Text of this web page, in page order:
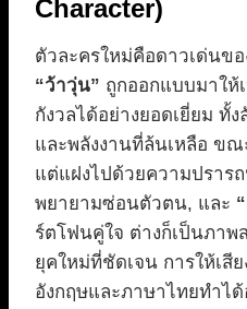
Character)
ตัวละครใหม่คือดาวเด่นข
“ว้าวุ่น” ถูกออกแบบมาใ
กังวลได้อย่างยอดเยี่ยม ทั้
และพลังงานที่ล้นเหลือ ขณ
แต่แฝงไปด้วยความปราร
พยายามซ่อนตัวตน, และ
ร์ตโฟนคู่ใจ ต่างก็เป็นภา
ยุคใหม่ที่ชัดเจน การให้เสี
อังกฤษและภาษาไทยทำไ